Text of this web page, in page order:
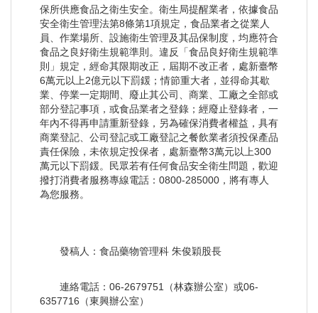
保所供應食品之衛生安全。衛生局提醒業者，依據食品
安全衛生管理法第8條第1項規定，食品業者之從業人
員、作業場所、設施衛生管理及其品保制度，均應符合
食品之良好衛生規範準則。違反「食品良好衛生規範準
則」規定，經命其限期改正，屆期不改正者，處新臺幣
6萬元以上2億元以下罰鍰；情節重大者，並得命其歇
業、停業一定期間、廢止其公司、商業、工廠之全部或
部分登記事項，或食品業者之登錄；經廢止登錄者，一
年內不得再申請重新登錄，另為確保消費者權益，具有
商業登記、公司登記或工廠登記之餐飲業者須投保產品
責任保險，未依規定投保者，處新臺幣3萬元以上300
萬元以下罰鍰。民眾若有任何食品安全衛生問題，歡迎
撥打消費者服務專線電話：0800-285000，將有專人
為您服務。
發稿人：食品藥物管理科 朱俊穎股長
連絡電話：06-2679751（林森辦公室）或06-
6357716（東興辦公室）